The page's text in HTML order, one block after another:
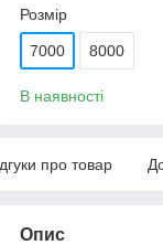
Розмір
7000 8000
В наявності
про товар
Опис